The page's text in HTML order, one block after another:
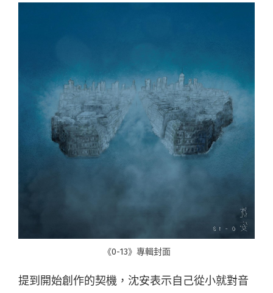
《0-13》專輯封面
提到開始創作的契機，沈安表示自己從小就對音